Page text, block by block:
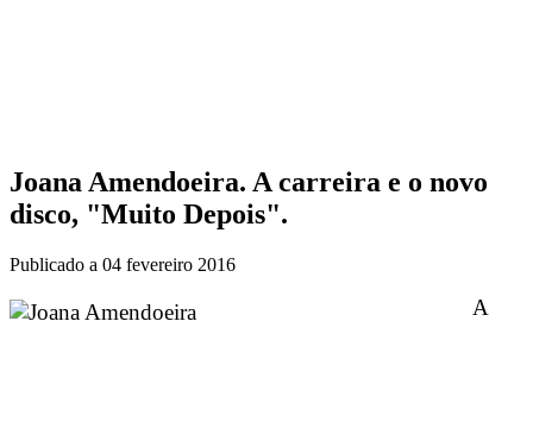
Joana Amendoeira. A carreira e o novo
disco, "Muito Depois".
Publicado a 04 fevereiro 2016
A